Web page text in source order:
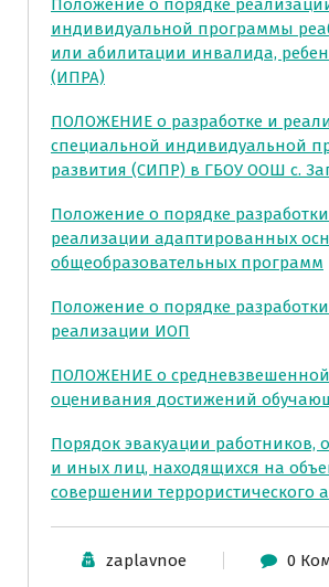
Положение о порядке
индивидуальной программы
или абилитации инвалида,
(ИПРА)
ПОЛОЖЕНИЕ о разработке и
специальной индивидуальной
развития (СИПР) в ГБОУ ООШ с.
Положение o порядке
реализации адаптированных
общеобразовательных программ
Положение о порядке
реализации ИОП
ПОЛОЖЕНИЕ о средневзвешенной
оценивания достижений
Порядок эвакуации работников,
и иных лиц, находящихся на
совершении террористического
zaplavnoe 0